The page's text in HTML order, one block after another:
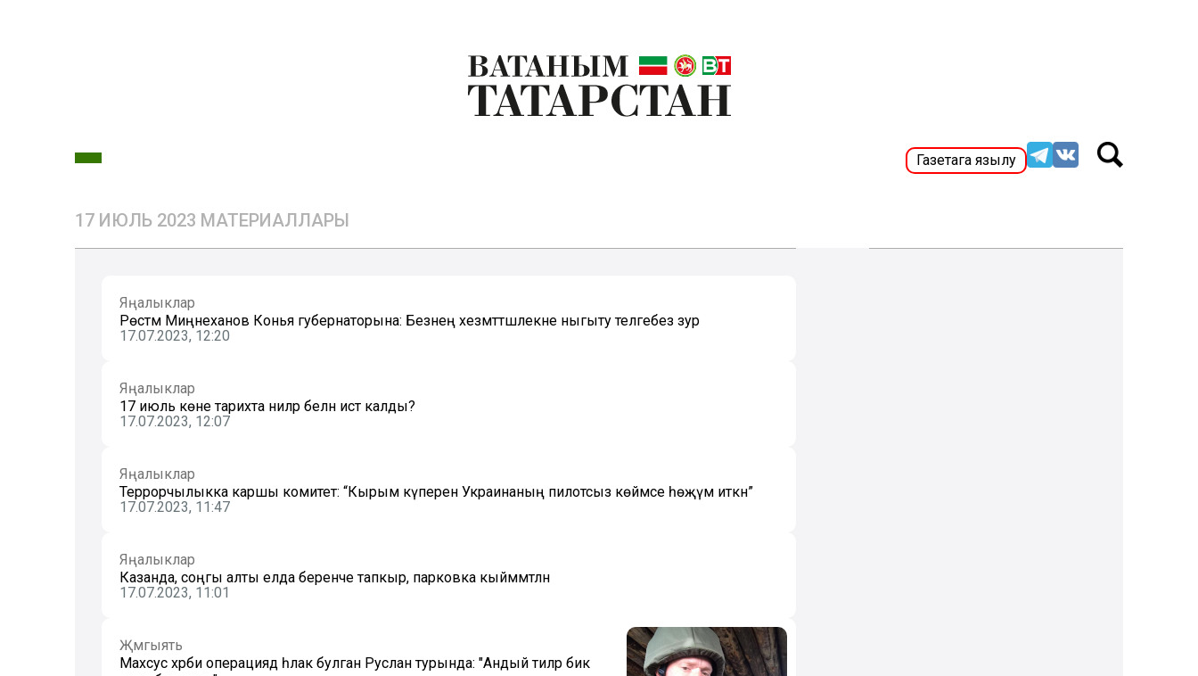
Газетага язылу
17 ИЮЛЬ 2023 МАТЕРИАЛЛАРЫ
Яңалыклар
Рөстәм Миңнеханов Конья губернаторына: Безнең хезмәттәшлекне ныгыту теләгебез зур
17.07.2023, 12:20
Яңалыклар
17 июль көне тарихта ниләр белән истә калды?
17.07.2023, 12:07
Яңалыклар
Террорчылыкка каршы комитет: “Кырым күперенә Украинаның пилотсыз көймәсе һөҗүм иткән”
17.07.2023, 11:47
Яңалыклар
Казанда, соңгы алты елда беренче тапкыр, парковка кыйммәтләнә
17.07.2023, 11:01
Җәмгыять
Махсус хәрби операциядә һәлак булган Руслан турында: "Андый әтиләр бик